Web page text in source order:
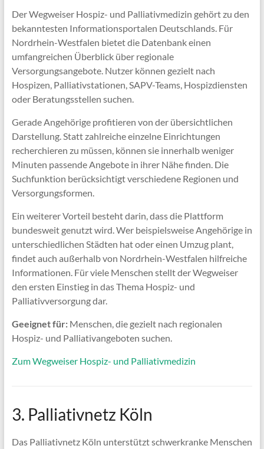
Der Wegweiser Hospiz- und Palliativmedizin gehört zu den
bekanntesten Informationsportalen Deutschlands. Für
Nordrhein-Westfalen bietet die Datenbank einen
umfangreichen Überblick über regionale
Versorgungsangebote. Nutzer können gezielt nach
Hospizen, Palliativstationen, SAPV-Teams, Hospizdiensten
oder Beratungsstellen suchen.
Gerade Angehörige profitieren von der übersichtlichen
Darstellung. Statt zahlreiche einzelne Einrichtungen
recherchieren zu müssen, können sie innerhalb weniger
Minuten passende Angebote in ihrer Nähe finden. Die
Suchfunktion berücksichtigt verschiedene Regionen und
Versorgungsformen.
Ein weiterer Vorteil besteht darin, dass die Plattform
bundesweit genutzt wird. Wer beispielsweise Angehörige in
unterschiedlichen Städten hat oder einen Umzug plant,
findet auch außerhalb von Nordrhein-Westfalen hilfreiche
Informationen. Für viele Menschen stellt der Wegweiser
den ersten Einstieg in das Thema Hospiz- und
Palliativversorgung dar.
Geeignet für:Menschen, die gezielt nach regionalen
Hospiz- und Palliativangeboten suchen.
Zum Wegweiser Hospiz- und Palliativmedizin
3. Palliativnetz Köln
Das Palliativnetz Köln unterstützt schwerkranke Menschen